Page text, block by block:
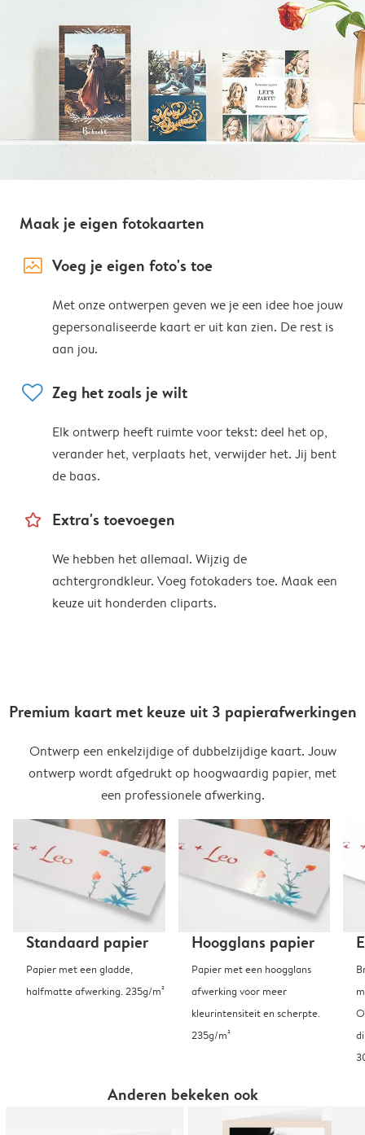
Maak je eigen fotokaarten
image_placeholder Voeg je eigen foto's toe
Met onze ontwerpen geven we je een idee hoe jouw
gepersonaliseerde kaart er uit kan zien. De rest is
aan jou.
heart Zeg het zoals je wilt
Elk ontwerp heeft ruimte voor tekst: deel het op,
verander het, verplaats het, verwijder het. Jij bent
de baas.
star_outline Extra's toevoegen
We hebben het allemaal. Wijzig de
achtergrondkleur. Voeg fotokaders toe. Maak een
keuze uit honderden cliparts.
Premium kaart met keuze uit 3 papierafwerkingen
Ontwerp een enkelzijdige of dubbelzijdige kaart. Jouw
ontwerp wordt afgedrukt op hoogwaardig papier, met
een professionele afwerking.
Standaard papier
Papier met een gladde,
halfmatte afwerking. 235g/m²
Hoogglans papier
Papier met een hoogglans
afwerking voor meer
kleurintensiteit en scherpte.
235g/m²
Anderen bekeken ook